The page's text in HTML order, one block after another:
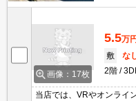
画像：17枚
5.5万円
敷
な
2階
当店では、VRやオンライ